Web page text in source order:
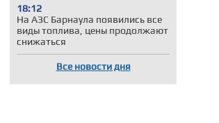
18:12
На АЗС Барнаула появились все
виды топлива, цены продолжают
снижаться
Все новости дня